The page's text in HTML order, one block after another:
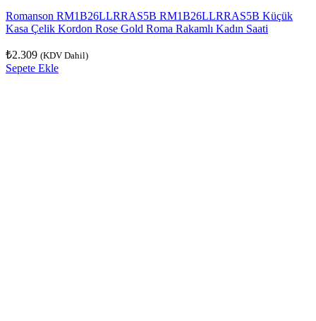
Romanson RM1B26LLRRAS5B RM1B26LLRRAS5B Küçük
Kasa Çelik Kordon Rose Gold Roma Rakamlı Kadın Saati
₺2.309 (KDV Dahil)
Sepete Ekle